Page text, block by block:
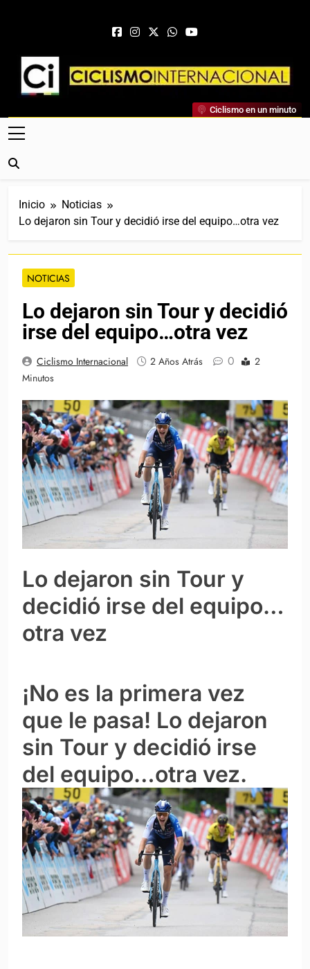
Ciclismo Internacional
Web Dedicada Al Ciclismo Mundial. Entrevistas, Análisis,
Crónicas, Previas Y Más. La Web Ciclista De Referencia.
Ciclismo en un minuto
Inicio
Noticias
Lo dejaron sin Tour y decidió irse del equipo…otra vez
NOTICIAS
Lo dejaron sin Tour y decidió
irse del equipo…otra vez
Ciclismo Internacional 2 Años Atrás 0
2
Minutos
Lo dejaron sin Tour y
decidió irse del equipo…
otra vez
¡No es la primera vez
que le pasa! Lo dejaron
sin Tour y decidió irse
del equipo…otra vez.